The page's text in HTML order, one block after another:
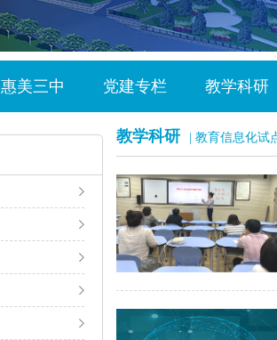
惠美三中 党建专栏 教学科研
教学科研 | 教育信息化试